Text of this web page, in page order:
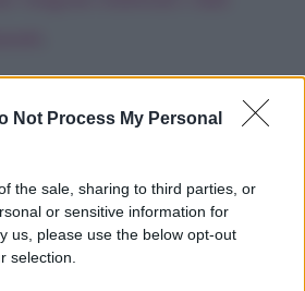
Not Process My Personal
the sale, sharing to third parties, or
or sensitive information for
us, please use the below opt-out
selection.